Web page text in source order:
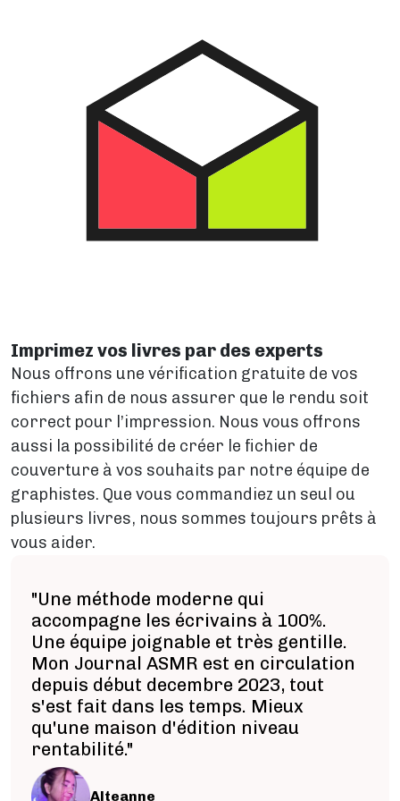
Imprimez vos livres par des experts
Nous offrons une vérification gratuite de vos
fichiers afin de nous assurer que le rendu soit
correct pour l’impression. Nous vous offrons
aussi la possibilité de créer le fichier de
couverture à vos souhaits par notre équipe de
graphistes. Que vous commandiez un seul ou
plusieurs livres, nous sommes toujours prêts à
vous aider.
"Une méthode moderne qui
accompagne les écrivains à 100%.
Une équipe joignable et très gentille.
Mon Journal ASMR est en circulation
depuis début decembre 2023, tout
s'est fait dans les temps. Mieux
qu'une maison d'édition niveau
rentabilité."
Image
Alteanne